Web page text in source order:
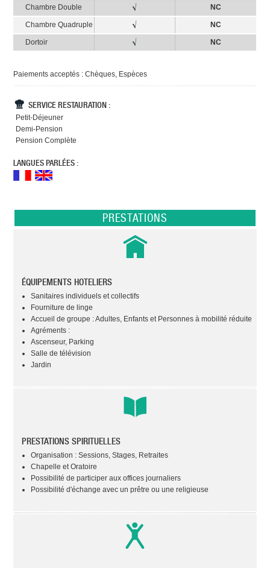
Chambre Double NC
Chambre Quadruple NC
Dortoir NC
Paiements acceptés : Chèques, Espèces
SERVICE RESTAURATION :
Petit-Déjeuner
Demi-Pension
Pension Complète
LANGUES PARLÉES :
PRESTATIONS
ÉQUIPEMENTS HOTELIERS
Sanitaires individuels et collectifs
Fourniture de linge
Accueil de groupe : Adultes, Enfants et Personnes à mobilité réduite
Agréments :
Ascenseur, Parking
Salle de télévision
Jardin
PRESTATIONS SPIRITUELLES
Organisation : Sessions, Stages, Retraites
Chapelle et Oratoire
Possibilité de participer aux offices journaliers
Possibilité d'échange avec un prêtre ou une religieuse